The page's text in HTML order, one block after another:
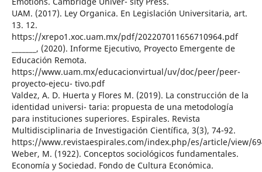
UAM. (2017). Ley Organica. En Legislación Universitaria, art.
13. 12.
https://xrepo1.xoc.uam.mx/pdf/202207011656710964.pdf
_______, (2020). Informe Ejecutivo, Proyecto Emergente de
Educación Remota.
https://www.uam.mx/educacionvirtual/uv/doc/peer/peer-
proyecto-ejecu- tivo.pdf
Valdez, A. D. Huerta y Flores M. (2019). La construcción de la
identidad universi- taria: propuesta de una metodología
para instituciones superiores. Espirales. Revista
Multidisciplinaria de Investigación Científica, 3(3), 74-92.
https://www.revistaespirales.com/index.php/es/article/view/
Weber, M. (1922). Conceptos sociológicos fundamentales.
Economía y Sociedad. Fondo de Cultura Económica.